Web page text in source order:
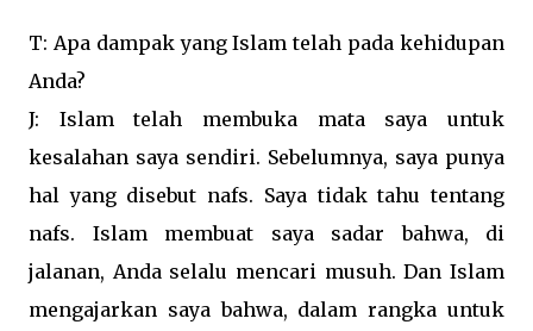
T: Apa dampak yang Islam telah pada kehidupan
Anda?
J: Islam telah membuka mata saya untuk
kesalahan saya sendiri. Sebelumnya, saya punya
hal yang disebut nafs. Saya tidak tahu tentang
nafs. Islam membuat saya sadar bahwa, di
jalanan, Anda selalu mencari musuh. Dan Islam
mengajarkan saya bahwa, dalam rangka untuk